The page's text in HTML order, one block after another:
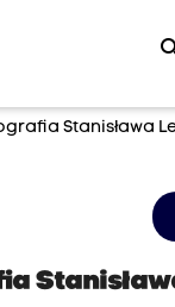
Stanisława